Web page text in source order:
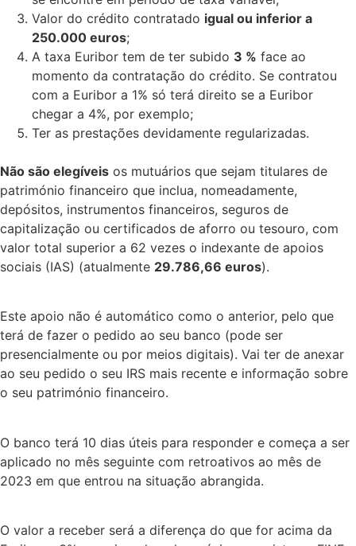
Valor do crédito contratado igual ou inferior a
250.000 euros;
A taxa Euribor tem de ter subido 3 % face ao
momento da contratação do crédito. Se contratou
com a Euribor a 1% só terá direito se a Euribor
chegar a 4%, por exemplo;
Ter as prestações devidamente regularizadas.
Não são elegíveis os mutuários que sejam titulares de
património financeiro que inclua, nomeadamente,
depósitos, instrumentos financeiros, seguros de
capitalização ou certificados de aforro ou tesouro, com
valor total superior a 62 vezes o indexante de apoios
sociais (IAS) (atualmente 29.786,66 euros).
Este apoio não é automático como o anterior, pelo que
terá de fazer o pedido ao seu banco (pode ser
presencialmente ou por meios digitais). Vai ter de anexar
ao seu pedido o seu IRS mais recente e informação sobre
o seu património financeiro.
O banco terá 10 dias úteis para responder e começa a ser
aplicado no mês seguinte com retroativos ao mês de
2023 em que entrou na situação abrangida.
O valor a receber será a diferença do que for acima da